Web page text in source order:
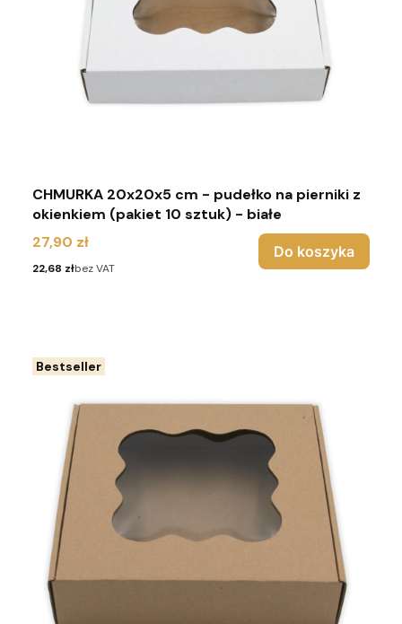
CHMURKA 20x20x5 cm - pudełko na pierniki z
okienkiem (pakiet 10 sztuk) - białe
Cena
27,90 zł
Cena
22,68 złbez VAT
Do koszyka
Bestseller